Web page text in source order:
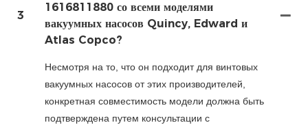
3
1616811880 со всеми моделями
вакуумных насосов Quincy, Edward и
Atlas Copco?
Несмотря на то, что он подходит для винтовых
вакуумных насосов от этих производителей,
конкретная совместимость модели должна быть
подтверждена путем консультации с